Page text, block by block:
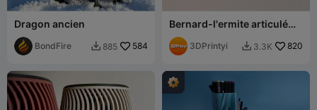
Dragon ancien
BondFire  885 584
Bernard-l'ermite articulé
mignon
3DPrintyi  3.3K 820